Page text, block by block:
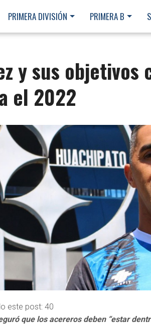
PRIMERA DIVISIÓN PRIMERA B
y sus objetivos
el 2022
este post: 40
que los acereros deben “estar